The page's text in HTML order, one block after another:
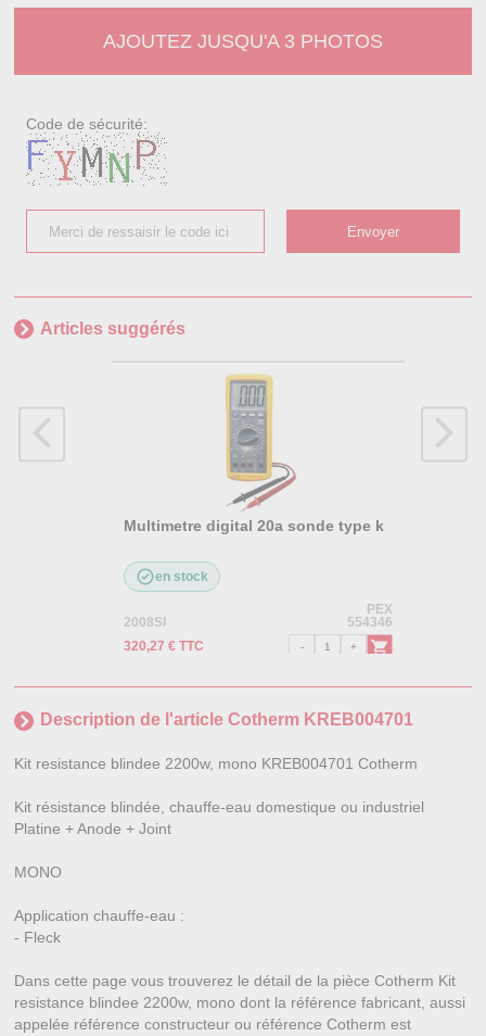
AJOUTEZ JUSQU'A 3 PHOTOS
Code de sécurité:
Articles suggérés
Multimetre digital 20a sonde type k
en stock
PEX
2008SI
554346
320,27 € TTC
Description de l'article Cotherm KREB004701
Kit resistance blindee 2200w, mono KREB004701 Cotherm
Kit résistance blindée, chauffe-eau domestique ou industriel
Platine + Anode + Joint
MONO
Application chauffe-eau :
- Fleck
Dans cette page vous trouverez le détail de la pièce Cotherm Kit
resistance blindee 2200w, mono dont la référence fabricant, aussi
appelée référence constructeur ou référence Cotherm est